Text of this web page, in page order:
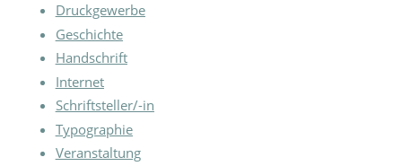
Druckgewerbe
Geschichte
Handschrift
Internet
Schriftsteller/-in
Typographie
Veranstaltung